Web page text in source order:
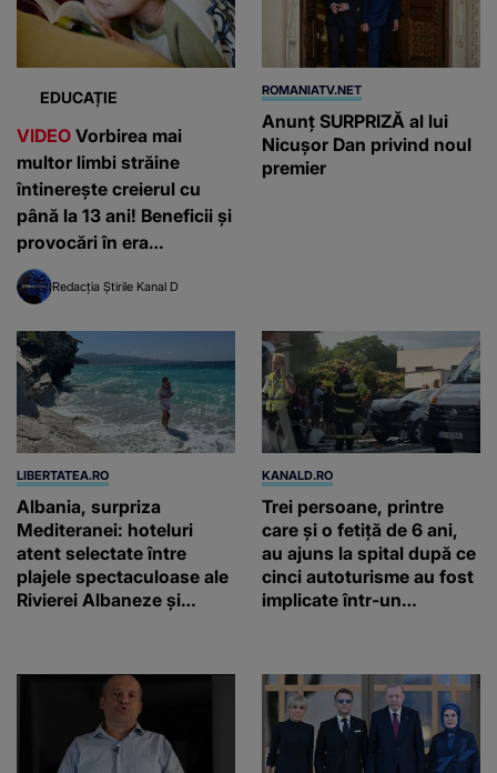
EDUCAȚIE
VIDEO Vorbirea mai
multor limbi străine
întinerește creierul cu
până la 13 ani! Beneficii și
provocări în era
inteligenței artificiale
Redacția Știrile Kanal D
ROMANIATV.NET
Anunţ SURPRIZĂ al lui
Nicuşor Dan privind noul
premier
LIBERTATEA.RO
Albania, surpriza
Mediteranei: hoteluri
atent selectate între
plajele spectaculoase ale
Rivierei Albaneze și
KANALD.RO
Trei persoane, printre
care și o fetiță de 6 ani,
au ajuns la spital după ce
cinci autoturisme au fost
implicate într-un